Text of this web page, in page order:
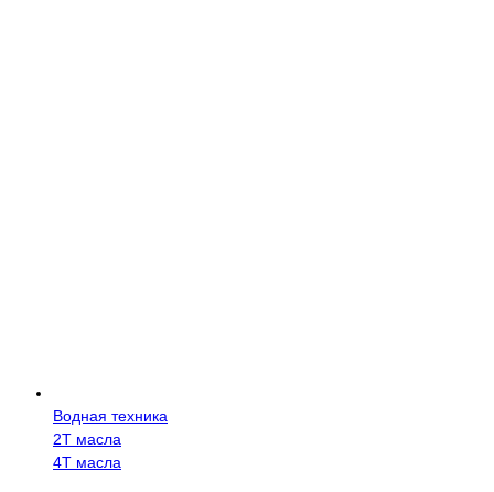
Водная техника
2Т масла
4Т масла